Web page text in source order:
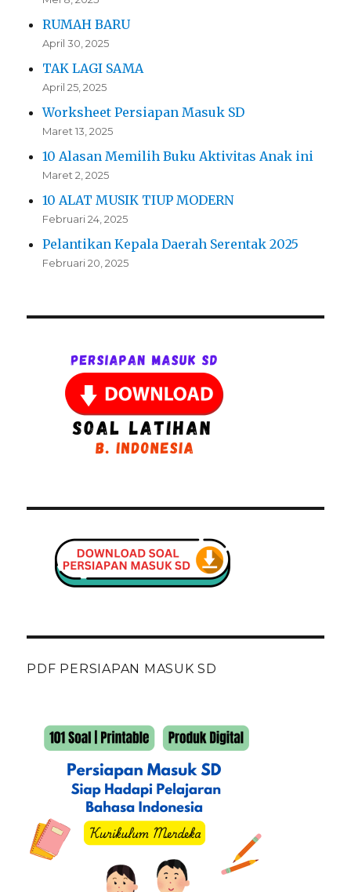
RUMAH BARU
April 30, 2025
TAK LAGI SAMA
April 25, 2025
Worksheet Persiapan Masuk SD
Maret 13, 2025
10 Alasan Memilih Buku Aktivitas Anak ini
Maret 2, 2025
10 ALAT MUSIK TIUP MODERN
Februari 24, 2025
Pelantikan Kepala Daerah Serentak 2025
Februari 20, 2025
PDF PERSIAPAN MASUK SD